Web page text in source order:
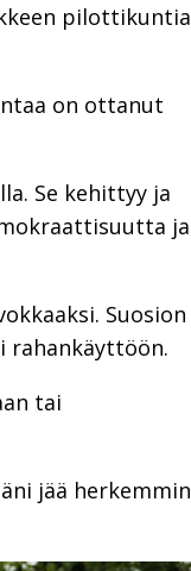
pilottikuntia
on ottanut
Se kehittyy ja
ja
Suosion
rahankäyttöön.
tai
jää herkemmin